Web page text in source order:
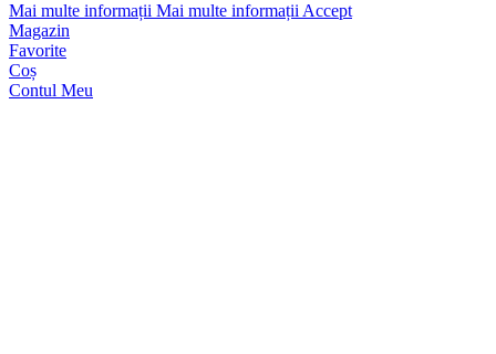
Mai multe informații Mai multe informațiiAccept
Magazin
Favorite
Coș
Contul Meu